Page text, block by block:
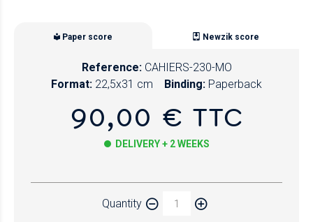
Paper score Newzik score
Reference: CAHIERS-230-MO
Format: 22,5x31 cm Binding: Paperback
90,00 € TTC
DELIVERY + 2 WEEKS
Quantity